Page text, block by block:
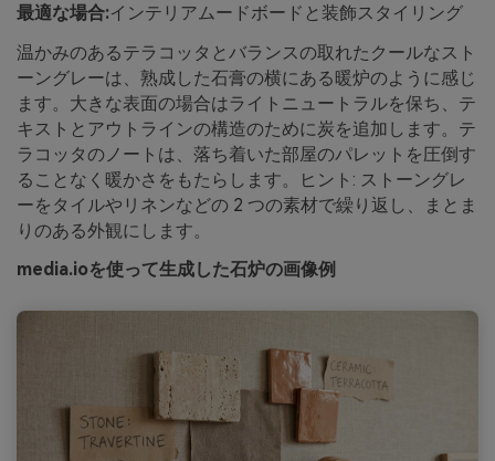
最適な場合:インテリアムードボードと装飾スタイリング
温かみのあるテラコッタとバランスの取れたクールなスト
ーングレーは、熟成した石膏の横にある暖炉のように感じ
ます。大きな表面の場合はライトニュートラルを保ち、テ
キストとアウトラインの構造のために炭を追加します。テ
ラコッタのノートは、落ち着いた部屋のパレットを圧倒す
ることなく暖かさをもたらします。ヒント: ストーングレ
ーをタイルやリネンなどの 2 つの素材で繰り返し、まとま
りのある外観にします。
media.ioを使って生成した石炉の画像例